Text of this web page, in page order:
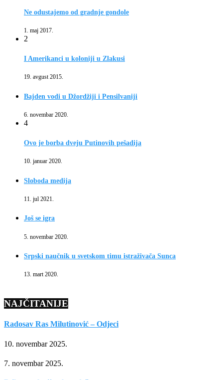
Ne odustajemo od gradnje gondole
1. maj 2017.
2
I Amerikanci u koloniji u Zlakusi
19. avgust 2015.
Bajden vodi u Džordžiji i Pensilvaniji
6. novembar 2020.
4
Ovo je borba dveju Putinovih pešadija
10. januar 2020.
Sloboda medija
11. jul 2021.
Još se igra
5. novembar 2020.
Srpski naučnik u svetskom timu istraživača Sunca
13. mart 2020.
NAJČITANIJE
Radosav Ras Milutinović – Odjeci
10. novembar 2025.
7. novembar 2025.